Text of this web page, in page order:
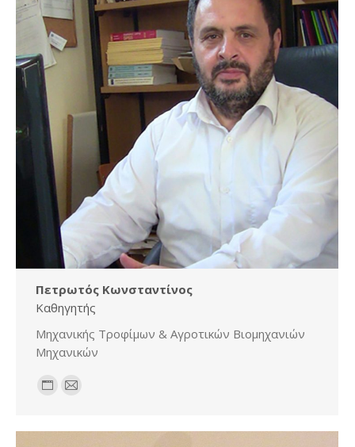
Πετρωτός Κωνσταντίνος
Καθηγητής
Μηχανικής Τροφίμων & Αγροτικών Βιομηχανιών
Μηχανικών
Personal
/
E-